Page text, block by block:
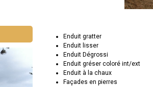
Enduit gratter
Enduit lisser
Enduit Dégrossi
Enduit gréser coloré int/ext
Enduit à la chaux
Façades en pierres